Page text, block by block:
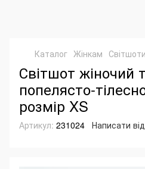
Каталог Жінкам
Світшот жіночий
попелясто-
розмір XS
Артикул: 231024 Написати